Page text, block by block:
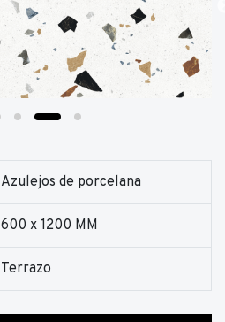
Azulejos de porcelana
600 x 1200 MM
Terrazo